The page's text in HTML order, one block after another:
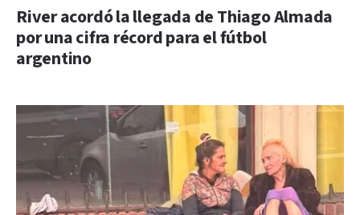
River acordó la llegada de Thiago Almada
por una cifra récord para el fútbol
argentino